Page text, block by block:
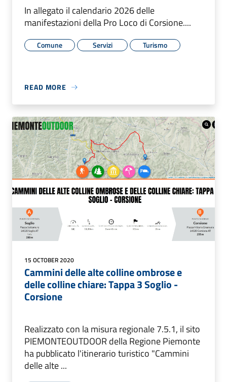
In allegato il calendario 2026 delle
manifestazioni della Pro Loco di Corsione....
Comune Servizi Turismo
READ MORE
15 OCTOBER 2020
Cammini delle alte colline ombrose e
delle colline chiare: Tappa 3 Soglio -
Corsione
Realizzato con la misura regionale 7.5.1, il sito
PIEMONTEOUTDOOR della Regione Piemonte
ha pubblicato l'itinerario turistico "Cammini
delle alte ...